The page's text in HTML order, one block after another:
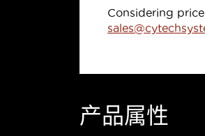
Considering
产品属性